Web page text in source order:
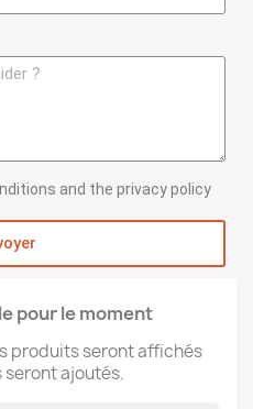
and the privacy policy
pour le moment
produits seront affichés
seront ajoutés.